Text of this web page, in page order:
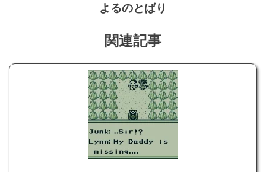
よるのとばり
関連記事